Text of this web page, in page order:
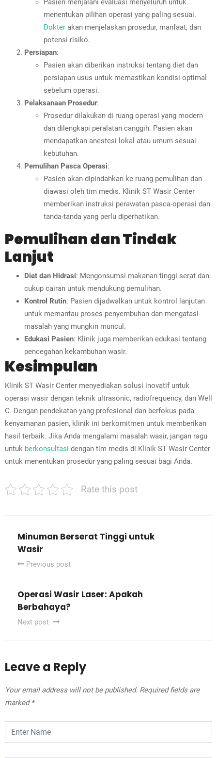
Pasien menjalani evaluasi menyeluruh untuk
menentukan pilihan operasi yang paling sesuai.
Dokter akan menjelaskan prosedur, manfaat, dan
potensi risiko.
Persiapan:
Pasien akan diberikan instruksi tentang diet dan
persiapan usus untuk memastikan kondisi optimal
sebelum operasi.
Pelaksanaan Prosedur:
Prosedur dilakukan di ruang operasi yang modern
dan dilengkapi peralatan canggih. Pasien akan
mendapatkan anestesi lokal atau umum sesuai
kebutuhan.
Pemulihan Pasca Operasi:
Pasien akan dipindahkan ke ruang pemulihan dan
diawasi oleh tim medis. Klinik ST Wasir Center
memberikan instruksi perawatan pasca-operasi dan
tanda-tanda yang perlu diperhatikan.
Pemulihan dan Tindak
Lanjut
Diet dan Hidrasi: Mengonsumsi makanan tinggi serat dan
cukup cairan untuk mendukung pemulihan.
Kontrol Rutin: Pasien dijadwalkan untuk kontrol lanjutan
untuk memantau proses penyembuhan dan mengatasi
masalah yang mungkin muncul.
Edukasi Pasien: Klinik juga memberikan edukasi tentang
pencegahan kekambuhan wasir.
Kesimpulan
Klinik ST Wasir Center menyediakan solusi inovatif untuk
operasi wasir dengan teknik ultrasonic, radiofrequency, dan Well
C. Dengan pendekatan yang profesional dan berfokus pada
kenyamanan pasien, klinik ini berkomitmen untuk memberikan
hasil terbaik. Jika Anda mengalami masalah wasir, jangan ragu
untuk berkonsultasi dengan tim medis di Klinik ST Wasir Center
untuk menentukan prosedur yang paling sesuai bagi Anda.
Rate this post
Minuman Berserat Tinggi untuk
Wasir
Previous post
Operasi Wasir Laser: Apakah
Berbahaya?
Next post
Leave a Reply
Your email address will not be published. Required fields are
marked *